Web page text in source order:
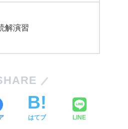
解演習
はてブ LINE